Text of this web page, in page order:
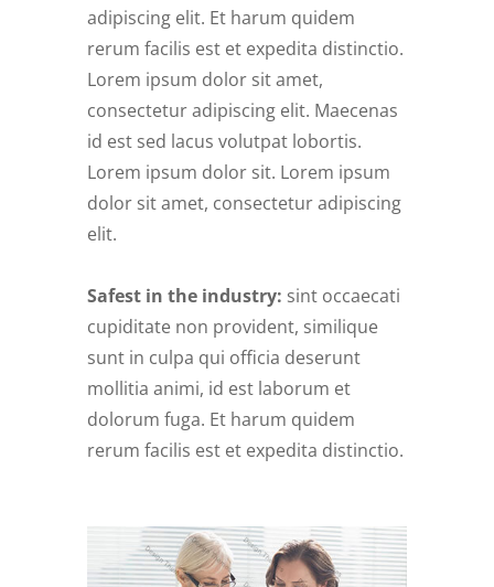
adipiscing elit. Et harum quidem
rerum facilis est et expedita distinctio.
Lorem ipsum dolor sit amet,
consectetur adipiscing elit. Maecenas
id est sed lacus volutpat lobortis.
Lorem ipsum dolor sit. Lorem ipsum
dolor sit amet, consectetur adipiscing
elit.
Safest in the industry: sint occaecati
cupiditate non provident, similique
sunt in culpa qui officia deserunt
mollitia animi, id est laborum et
dolorum fuga. Et harum quidem
rerum facilis est et expedita distinctio.